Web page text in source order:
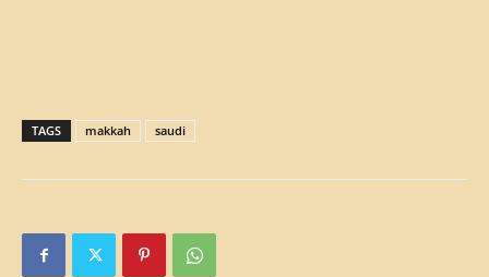
TAGS makkah saudi